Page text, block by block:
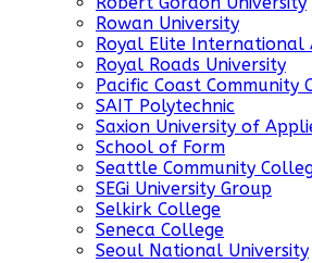
Rowan University
Royal Elite International
Royal Roads University
Pacific Coast Community
SAIT Polytechnic
Saxion University of
School of Form
Seattle Community
SEGi University Group
Selkirk College
Seneca College
Seoul National University